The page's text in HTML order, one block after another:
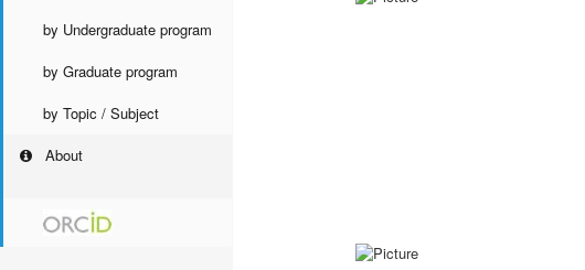
by Undergraduate program
by Graduate program
by Topic / Subject
About